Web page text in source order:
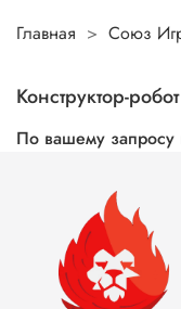
Главная Союз
Конструктор-робот
По вашему запросу